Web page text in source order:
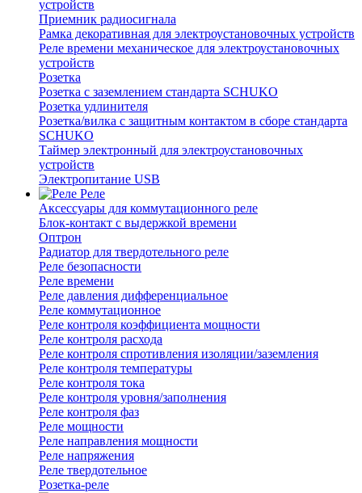
устройств
Приемник радиосигнала
Рамка декоративная для электроустановочных устройств
Реле времени механическое для электроустановочных
устройств
Розетка
Розетка с заземлением стандарта SCHUKO
Розетка удлинителя
Розетка/вилка с защитным контактом в сборе стандарта
SCHUKO
Таймер электронный для электроустановочных
устройств
Электропитание USB
Реле
Аксессуары для коммутационного реле
Блок-контакт с выдержкой времени
Оптрон
Радиатор для твердотельного реле
Реле безопасности
Реле времени
Реле давления дифференциальное
Реле коммутационное
Реле контроля коэффициента мощности
Реле контроля расхода
Реле контроля спротивления изоляции/заземления
Реле контроля температуры
Реле контроля тока
Реле контроля уровня/заполнения
Реле контроля фаз
Реле мощности
Реле направления мощности
Реле напряжения
Реле твердотельное
Розетка-реле